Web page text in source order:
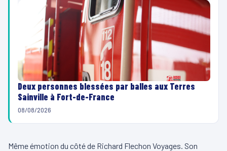
Deux personnes blessées par balles aux Terres
Sainville à Fort-de-France
08/08/2026
Même émotion du côté de Richard Flechon Voyages. Son